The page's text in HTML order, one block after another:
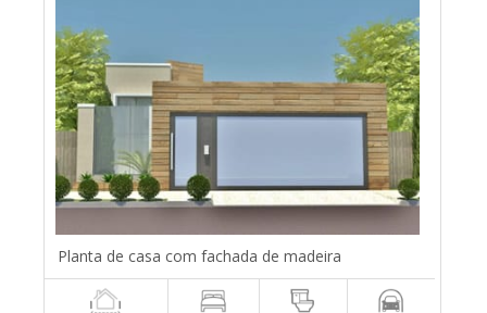
Planta de casa com fachada de madeira